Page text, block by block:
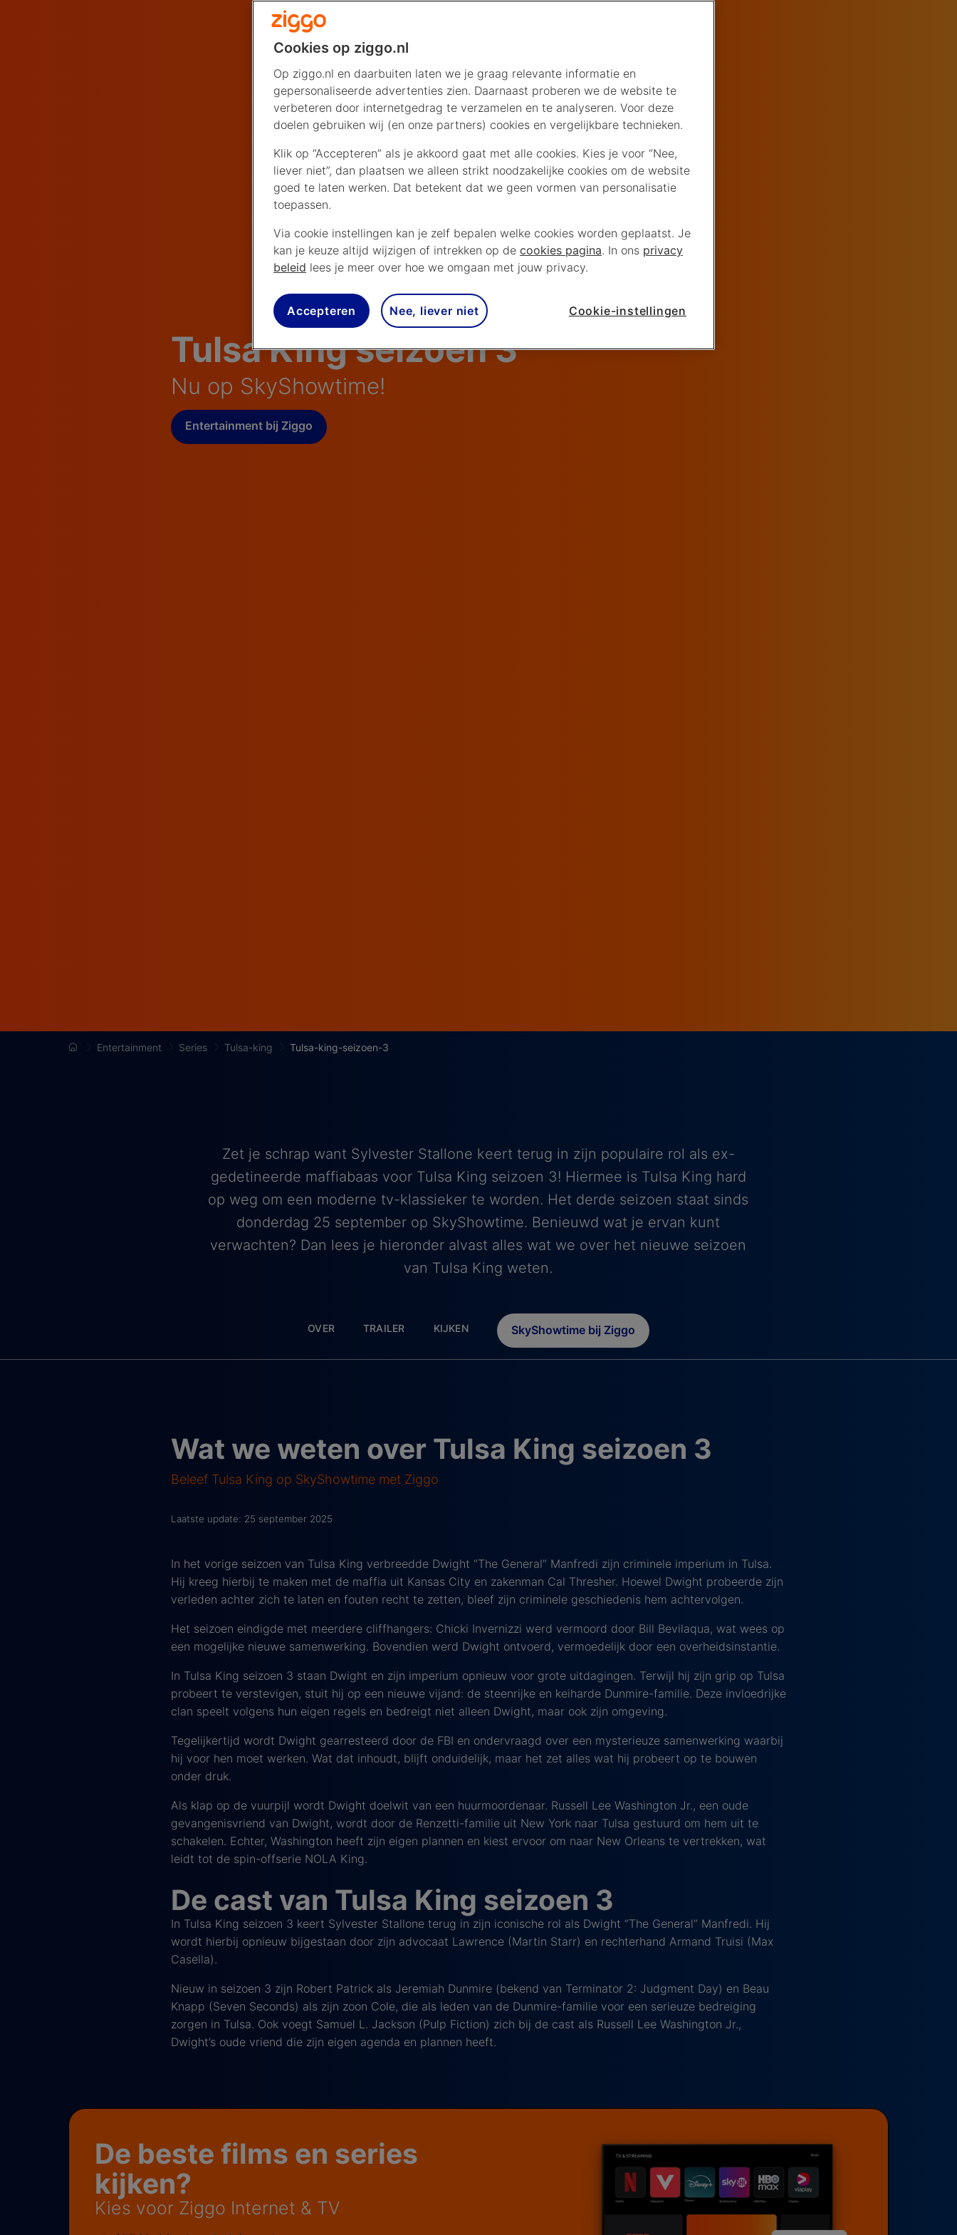
Tulsa King seizoen 3
Nu op SkyShowtime!
Entertainment bij Ziggo
Entertainment Series Tulsa-king Tulsa-king-seizoen-3
Zet je schrap want Sylvester Stallone keert terug in zijn populaire rol als ex-
gedetineerde maffiabaas voor Tulsa King seizoen 3! Hiermee is Tulsa King hard
op weg om een moderne tv-klassieker te worden. Het derde seizoen staat sinds
donderdag 25 september op SkyShowtime. Benieuwd wat je ervan kunt
verwachten? Dan lees je hieronder alvast alles wat we over het nieuwe seizoen
van Tulsa King weten.
OVER TRAILER KIJKEN SkyShowtime bij Ziggo
Wat we weten over Tulsa King seizoen 3
Beleef Tulsa King op SkyShowtime met Ziggo
Laatste update: 25 september 2025
In het vorige seizoen van Tulsa King verbreedde Dwight “The General” Manfredi zijn criminele imperium in Tulsa.
Hij kreeg hierbij te maken met de maffia uit Kansas City en zakenman Cal Thresher. Hoewel Dwight probeerde zijn
verleden achter zich te laten en fouten recht te zetten, bleef zijn criminele geschiedenis hem achtervolgen.
Het seizoen eindigde met meerdere cliffhangers: Chicki Invernizzi werd vermoord door Bill Bevilaqua, wat wees op
een mogelijke nieuwe samenwerking. Bovendien werd Dwight ontvoerd, vermoedelijk door een overheidsinstantie.
In Tulsa King seizoen 3 staan Dwight en zijn imperium opnieuw voor grote uitdagingen. Terwijl hij zijn grip op Tulsa
probeert te verstevigen, stuit hij op een nieuwe vijand: de steenrijke en keiharde Dunmire-familie. Deze invloedrijke
clan speelt volgens hun eigen regels en bedreigt niet alleen Dwight, maar ook zijn omgeving.
Tegelijkertijd wordt Dwight gearresteerd door de FBI en ondervraagd over een mysterieuze samenwerking waarbij
hij voor hen moet werken. Wat dat inhoudt, blijft onduidelijk, maar het zet alles wat hij probeert op te bouwen
onder druk.
Als klap op de vuurpijl wordt Dwight doelwit van een huurmoordenaar. Russell Lee Washington Jr., een oude
gevangenisvriend van Dwight, wordt door de Renzetti-familie uit New York naar Tulsa gestuurd om hem uit te
schakelen. Echter, Washington heeft zijn eigen plannen en kiest ervoor om naar New Orleans te vertrekken, wat
leidt tot de spin-offserie NOLA King.
De cast van Tulsa King seizoen 3
In Tulsa King seizoen 3 keert Sylvester Stallone terug in zijn iconische rol als Dwight “The General” Manfredi. Hij
wordt hierbij opnieuw bijgestaan door zijn advocaat Lawrence (Martin Starr) en rechterhand Armand Truisi (Max
Casella).
Nieuw in seizoen 3 zijn Robert Patrick als Jeremiah Dunmire (bekend van Terminator 2: Judgment Day) en Beau
Knapp (Seven Seconds) als zijn zoon Cole, die als leden van de Dunmire-familie voor een serieuze bedreiging
zorgen in Tulsa. Ook voegt Samuel L. Jackson (Pulp Fiction) zich bij de cast als Russell Lee Washington Jr.,
Dwight’s oude vriend die zijn eigen agenda en plannen heeft.
De beste films en series
kijken?
Kies voor Ziggo Internet & TV
Cookies op ziggo.nl
Op ziggo.nl en daarbuiten laten we je graag relevante informatie en
gepersonaliseerde advertenties zien. Daarnaast proberen we de website te
verbeteren door internetgedrag te verzamelen en te analyseren. Voor deze
doelen gebruiken wij (en onze partners) cookies en vergelijkbare technieken.
Klik op “Accepteren” als je akkoord gaat met alle cookies. Kies je voor “Nee,
liever niet”, dan plaatsen we alleen strikt noodzakelijke cookies om de website
goed te laten werken. Dat betekent dat we geen vormen van personalisatie
toepassen.
Via cookie instellingen kan je zelf bepalen welke cookies worden geplaatst. Je
kan je keuze altijd wijzigen of intrekken op de cookies pagina. In ons privacy
beleid lees je meer over hoe we omgaan met jouw privacy.
Accepteren Nee, liever niet Cookie-instellingen